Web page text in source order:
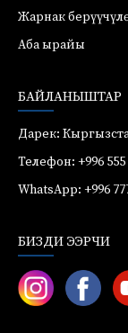
Жарнак
Аба ырайы
БАЙЛАНЫШТАР
Дарек:
Телефон: +996 555
WhatsApp: +996
БИЗДИ ЭЭРЧИ